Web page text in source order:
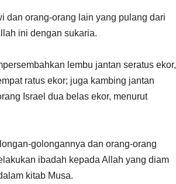
dan orang-orang lain yang pulang dari
ini dengan sukaria.
lembu jantan seratus ekor,
ratus ekor; juga kambing jantan
Israel dua belas ekor, menurut
golongannya dan orang-orang
ibadah kepada Allah yang diam
kitab Musa.